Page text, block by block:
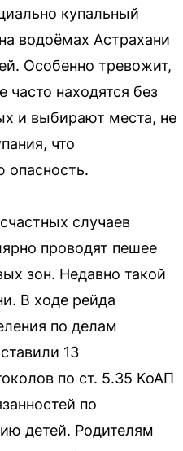
купальный
водоёмах Астрахани
Особенно тревожит,
часто находятся без
и выбирают места, не
что
опасность.
случаев
проводят пешее
зон. Недавно такой
В ходе рейда
по делам
13
по ст. 5.35 КоАП
по
детей. Родителям